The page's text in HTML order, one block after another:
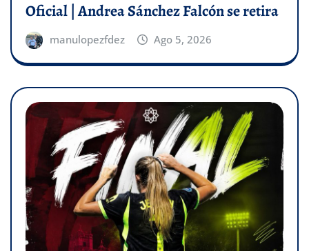
Oficial | Andrea Sánchez Falcón se retira
manulopezfdez Ago 5, 2026